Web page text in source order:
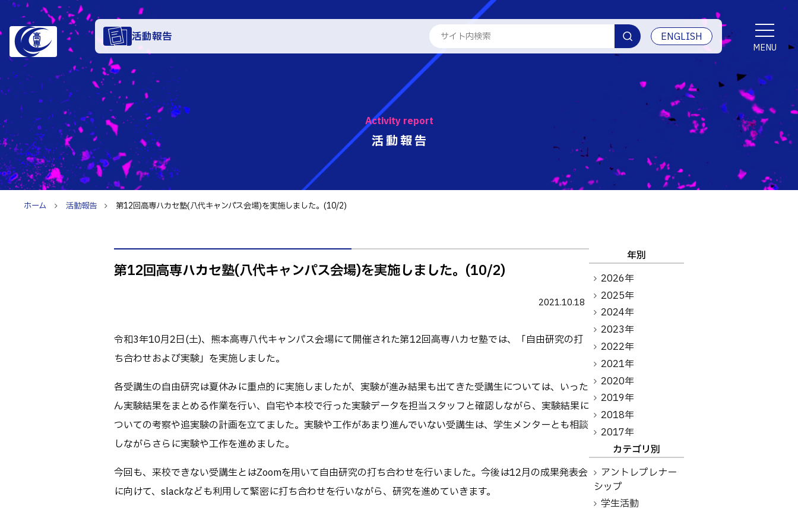
活動報告 ENGLISH
活動報告
Activity report
ホーム 活動報告 第12回高専ハカセ塾(八代キャンパス会場)を実施しました。(10/2)
第12回高専ハカセ塾(八代キャンパス会場)を実施しました。(10/2)
2021.10.18
令和3年10月2日(土)、熊本高専八代キャンパス会場にて開催された第12回高専ハカセ塾では、「自由研究の打
ち合わせおよび実験」を実施しました。
各受講生の自由研究は夏休みに重点的に実施しましたが、実験が進み結果も出てきた受講生については、いった
ん実験結果をまとめる作業を行い、自宅や本校で行った実験データを担当スタッフと確認しながら、実験結果に
ついての考察や追実験の計画を立てました。実験や工作があまり進んでいない受講生は、学生メンターとも相談
しながらさらに実験や工作を進めました。
今回も、来校できない受講生とはZoomを用いて自由研究の打ち合わせを行いました。今後は12月の成果発表会
に向けて、slackなども利用して緊密に打ち合わせを行いながら、研究を進めていきます。
年別
2026年
2025年
2024年
2023年
2022年
2021年
2020年
2019年
2018年
2017年
カテゴリ別
アントレプレナー
シップ
学生活動
MENU
情報工学科
融合・複合工学系学科
建築社会デザイン工学科
生物化学システム工学科
電子情報システム工学専攻
生産システム工学専攻
入試速報
パンフレット・紹介動画
Webオープンキャンパス
受験生向け 熊本高専 Q&A
SNS・動画チャネル等
イベント
学校概要
教員紹介
産学官連携・地域連携
国際交流 受賞等
キャリア関係 情報セキュリティ
図書館 アントレプレナーシップ
その他
転職・Uターン就職 お問い合わせ
在校生・保護者の方へ 卒業生の方へ